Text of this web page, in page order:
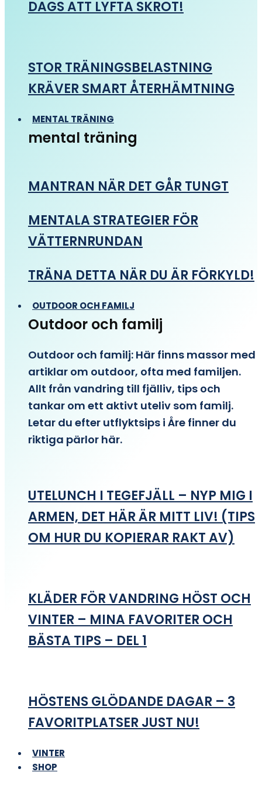
DAGS ATT LYFTA SKROT!
STOR TRÄNINGSBELASTNING
KRÄVER SMART ÅTERHÄMTNING
MENTAL TRÄNING
mental träning
MANTRAN NÄR DET GÅR TUNGT
MENTALA STRATEGIER FÖR
VÄTTERNRUNDAN
TRÄNA DETTA NÄR DU ÄR FÖRKYLD!
OUTDOOR OCH FAMILJ
Outdoor och familj
Outdoor och familj: Här finns massor med
artiklar om outdoor, ofta med familjen.
Allt från vandring till fjälliv, tips och
tankar om ett aktivt uteliv som familj.
Letar du efter utflyktsips i Åre finner du
riktiga pärlor här.
UTELUNCH I TEGEFJÄLL – NYP MIG I
ARMEN, DET HÄR ÄR MITT LIV! (TIPS
OM HUR DU KOPIERAR RAKT AV)
KLÄDER FÖR VANDRING HÖST OCH
VINTER – MINA FAVORITER OCH
BÄSTA TIPS – DEL 1
HÖSTENS GLÖDANDE DAGAR – 3
FAVORITPLATSER JUST NU!
VINTER
SHOP